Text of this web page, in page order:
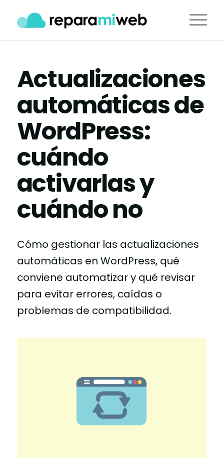
Actualizaciones
automáticas de
WordPress:
cuándo
activarlas y
cuándo no
Cómo gestionar las actualizaciones
automáticas en WordPress, qué
conviene automatizar y qué revisar
para evitar errores, caídas o
problemas de compatibilidad.